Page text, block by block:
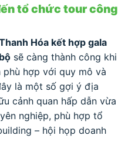
tổ chức tour công
Hóa kết hợp gala
sẽ càng thành công khi
hợp với quy mô và
là một số gợi ý địa
cảnh quan hấp dẫn vừa
nghiệp, phù hợp tổ
– hội họp doanh